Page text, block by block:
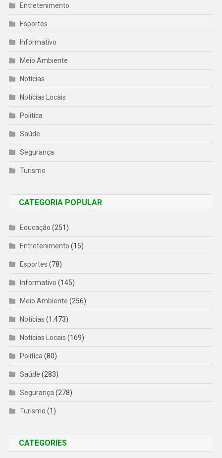
Entretenimento
Esportes
Informativo
Meio Ambiente
Notícias
Notícias Locais
Politíca
Saúde
Segurança
Turismo
CATEGORIA POPULAR
Educação (251)
Entretenimento (15)
Esportes (78)
Informativo (145)
Meio Ambiente (256)
Notícias (1.473)
Notícias Locais (169)
Politíca (80)
Saúde (283)
Segurança (278)
Turismo (1)
CATEGORIES